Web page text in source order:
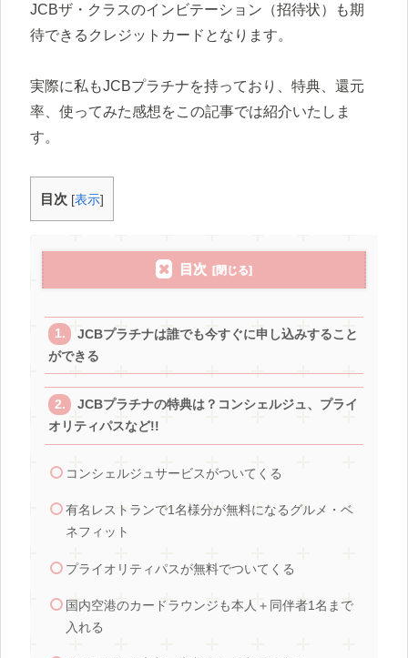
JCBザ・クラスのインビテーション（招待状）も期
待できるクレジットカードとなります。
実際に私もJCBプラチナを持っており、特典、還元
率、使ってみた感想をこの記事では紹介いたしま
す。
目次 [表示]
目次
JCBプラチナは誰でも今すぐに申し込みすること
ができる
JCBプラチナの特典は？コンシェルジュ、プライ
オリティパスなど!!
コンシェルジュサービスがついてくる
有名レストランで1名様分が無料になるグルメ・ベ
ネフィット
プライオリティパスが無料でついてくる
国内空港のカードラウンジも本人＋同伴者1名まで
入れる